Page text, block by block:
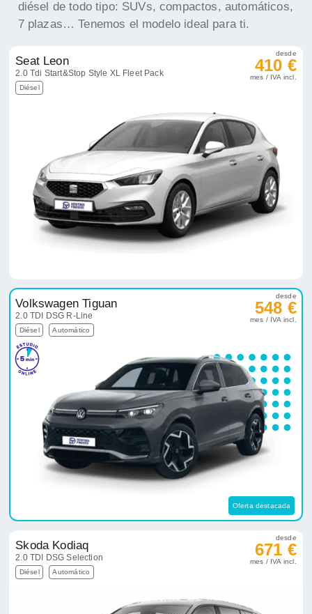
diésel de todo tipo: SUVs, compactos, automáticos,
7 plazas… Tenemos el modelo ideal para ti.
Seat Leon
2.0 Tdi Start&Stop Style XL Fleet Pack
Diésel
desde
410 €
mes / IVA incl.
Volkswagen Tiguan
2.0 TDI DSG R-Line
Diésel Automático
desde
548 €
mes / IVA incl.
Oferta destacada
Skoda Kodiaq
2.0 TDI DSG Selection
Diésel Automático
desde
671 €
mes / IVA incl.